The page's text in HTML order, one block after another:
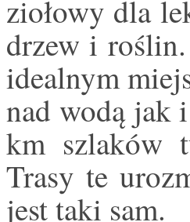
ziołowy dla
drzew i
idealnym
nad wodą jak
km szlaków
Trasy te
jest taki sam.